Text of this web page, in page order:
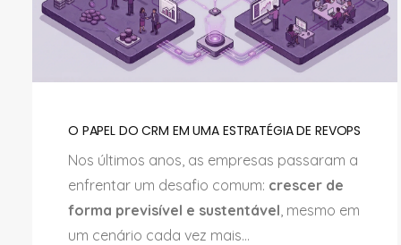
O PAPEL DO CRM EM UMA ESTRATÉGIA DE REVOPS
Nos últimos anos, as empresas passaram a
enfrentar um desafio comum: crescer de
forma previsível e sustentável , mesmo em
um cenário cada vez mais...